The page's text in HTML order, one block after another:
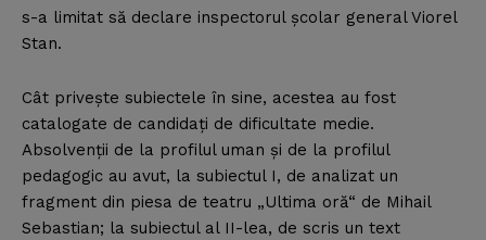
s-a limitat să declare inspectorul şcolar general Viorel
Stan.
Cât priveşte subiectele în sine, acestea au fost
catalogate de candidaţi de dificultate medie.
Absolvenţii de la profilul uman şi de la profilul
pedagogic au avut, la subiectul I, de analizat un
fragment din piesa de teatru „Ultima oră“ de Mihail
Sebastian; la subiectul al II-lea, de scris un text